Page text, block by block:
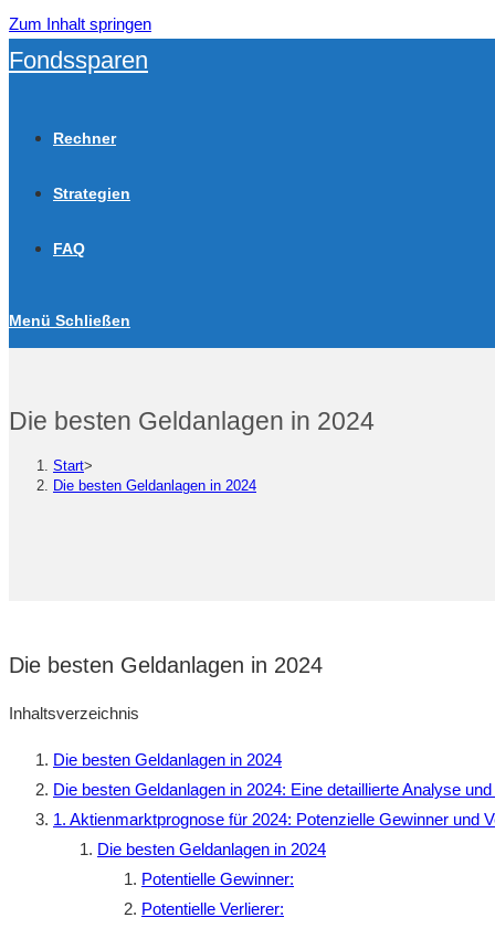
Zum Inhalt springen
Fondssparen
Rechner
Strategien
FAQ
Menü Schließen
Die besten Geldanlagen in 2024
Start>
Die besten Geldanlagen in 2024
Die besten​ Geldanlagen​ in 2024
Inhaltsverzeichnis
Die besten​ Geldanlagen​ in 2024
Die ‍besten Geldanlagen in 2024: Eine detaillierte Analyse
1. Aktienmarktprognose für 2024: Potenzielle Gewinner und
Die‌ besten Geldanlagen in 2024
Potentielle Gewinner:
Potentielle Verlierer: